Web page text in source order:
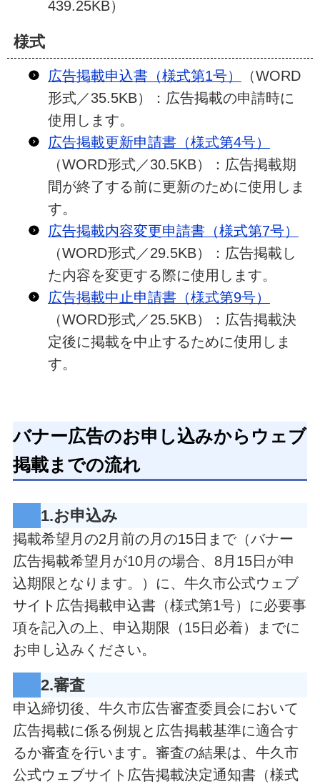
439.25KB）
様式
広告掲載申込書（様式第1号）
（WORD
形式／35.5KB）：広告掲載の申請時に
使用します。
広告掲載更新申請書（様式第4号）
（WORD形式／30.5KB）：広告掲載期
間が終了する前に更新のために使用しま
す。
広告掲載内容変更申請書（様式第7号）
（WORD形式／29.5KB）：広告掲載し
た内容を変更する際に使用します。
広告掲載中止申請書（様式第9号）
（WORD形式／25.5KB）：広告掲載決
定後に掲載を中止するために使用しま
す。
バナー広告のお申し込みからウェブ
掲載までの流れ
1.お申込み
掲載希望月の2月前の月の15日まで（バナー
広告掲載希望月が10月の場合、8月15日が申
込期限となります。）に、牛久市公式ウェブ
サイト広告掲載申込書（様式第1号）に必要事
項を記入の上、申込期限（15日必着）までに
お申し込みください。
2.審査
申込締切後、牛久市広告審査委員会において
広告掲載に係る例規と広告掲載基準に適合す
るか審査を行います。審査の結果は、牛久市
公式ウェブサイト広告掲載決定通知書（様式